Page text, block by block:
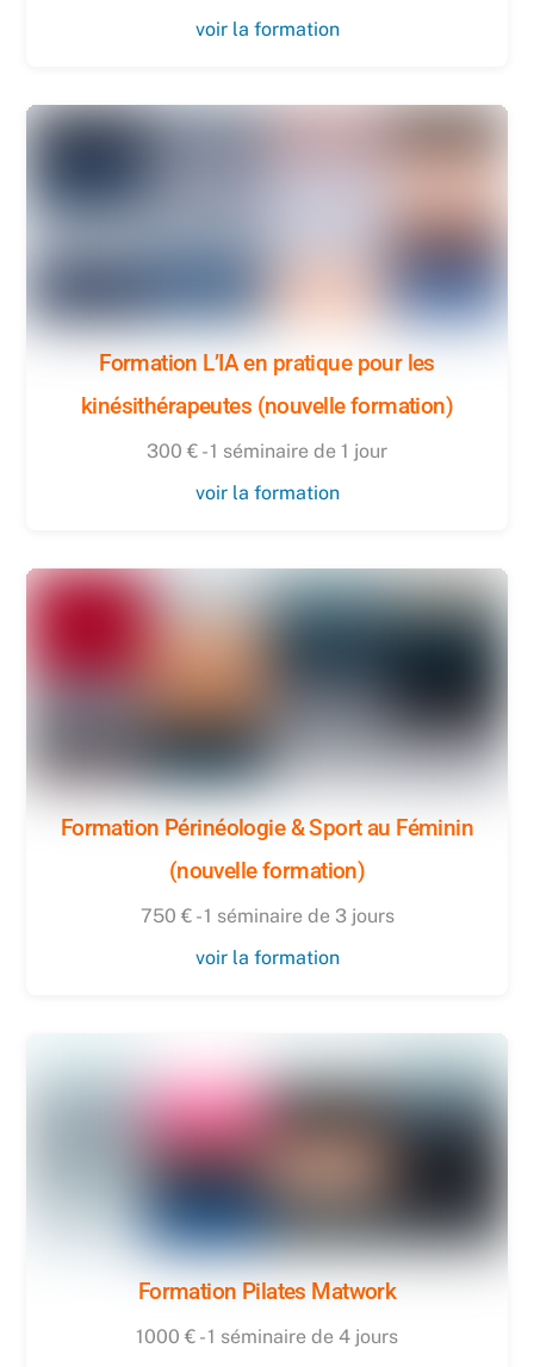
voir la formation
Formation L’IA en pratique pour les
kinésithérapeutes (nouvelle formation)
300 € - 1 séminaire de 1 jour
voir la formation
Formation Périnéologie & Sport au Féminin
(nouvelle formation)
750 € - 1 séminaire de 3 jours
voir la formation
Formation Pilates Matwork
1000 € - 1 séminaire de 4 jours